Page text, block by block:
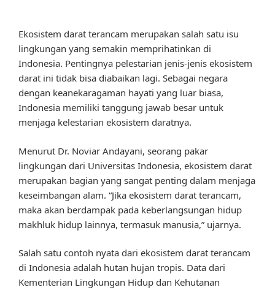
Ekosistem darat terancam merupakan salah satu isu
lingkungan yang semakin memprihatinkan di
Indonesia. Pentingnya pelestarian jenis-jenis ekosistem
darat ini tidak bisa diabaikan lagi. Sebagai negara
dengan keanekaragaman hayati yang luar biasa,
Indonesia memiliki tanggung jawab besar untuk
menjaga kelestarian ekosistem daratnya.
Menurut Dr. Noviar Andayani, seorang pakar
lingkungan dari Universitas Indonesia, ekosistem darat
merupakan bagian yang sangat penting dalam menjaga
keseimbangan alam. “Jika ekosistem darat terancam,
maka akan berdampak pada keberlangsungan hidup
makhluk hidup lainnya, termasuk manusia,” ujarnya.
Salah satu contoh nyata dari ekosistem darat terancam
di Indonesia adalah hutan hujan tropis. Data dari
Kementerian Lingkungan Hidup dan Kehutanan